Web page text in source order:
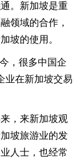
。新加坡是重
领域的合作，
坡的使用。
，很多中国企
业在新加坡交易
，来新加坡观
坡旅游业的发
人士，也经常